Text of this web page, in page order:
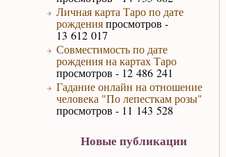
Личная карта Таро по дате
рожденияпросмотров -
13 612 017
Совместимость по дате
рождения на картах Таро
просмотров - 12 486 241
Гадание онлайн на отношение
человека "По лепесткам розы"
просмотров - 11 143 528
Новые публикации